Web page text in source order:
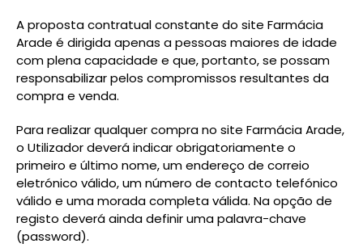
A proposta contratual constante do site Farmácia
Arade é dirigida apenas a pessoas maiores de idade
com plena capacidade e que, portanto, se possam
responsabilizar pelos compromissos resultantes da
compra e venda.
Para realizar qualquer compra no site Farmácia Arade,
o Utilizador deverá indicar obrigatoriamente o
primeiro e último nome, um endereço de correio
eletrónico válido, um número de contacto telefónico
válido e uma morada completa válida. Na opção de
registo deverá ainda definir uma palavra-chave
(password).